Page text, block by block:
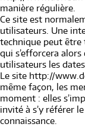
manière régulière.
Ce site est
utilisateurs. Une
technique peut
qui s’efforcera
utilisateurs les
Le site http://
même façon, les
moment : elles
invité à s’y référer
connaissance.